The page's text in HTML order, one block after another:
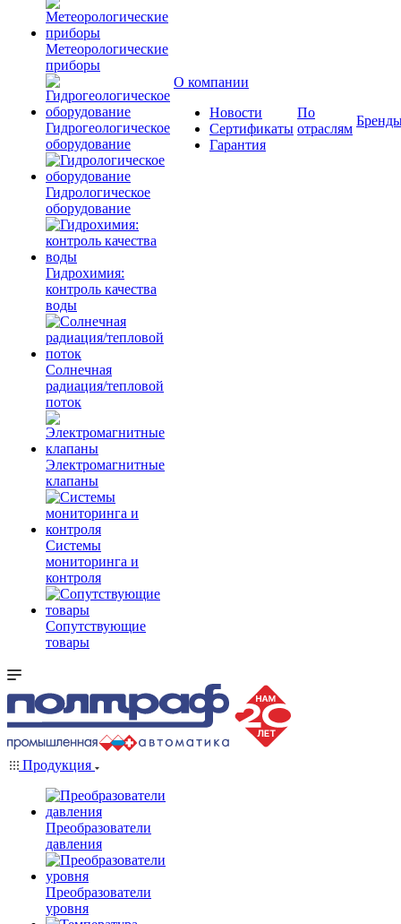
Метеорологические
приборы
Гидрогеологическое
оборудование
Гидрологическое
оборудование
Гидрохимия:
контроль качества
воды
Солнечная
радиация/тепловой
поток
Электромагнитные
клапаны
Системы
мониторинга и
контроля
Сопутствующие
товары
О компании
Новости
Сертификаты
Гарантия
По
отраслям
Продукция
Преобразователи
давления
Преобразователи
уровня